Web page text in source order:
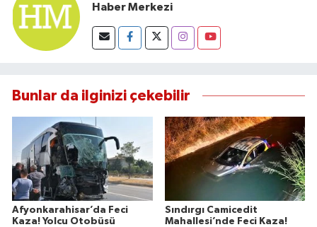
Haber Merkezi
Bunlar da ilginizi çekebilir
Afyonkarahisar’da Feci
Kaza! Yolcu Otobüsü
Sındırgı Camicedit
Mahallesi’nde Feci Kaza!